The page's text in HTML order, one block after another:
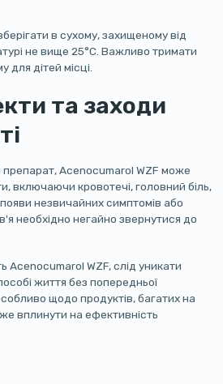
в сухому, захищеному від
не вище 25°C. Важливо тримати
для дітей місці.
та заходи
препарат, Acenocumarol WZF може
включаючи кровотечі, головний біль,
незвичайних симптомів або
необхідно негайно звернутися до
Acenocumarol WZF, слід уникати
життя без попередньої
щодо продуктів, багатих на
вплинути на ефективність